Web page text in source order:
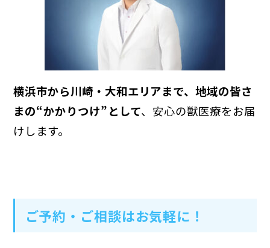
横浜市から川崎・大和エリアまで、地域の皆さ
まの“かかりつけ”として、安心の獣医療をお届
けします。
ご予約・ご相談はお気軽に！